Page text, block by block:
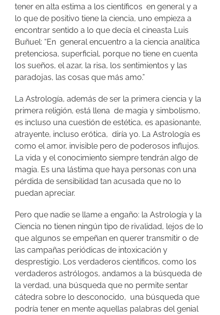
tener en alta estima a los científicos en general y a
lo que de positivo tiene la ciencia, uno empieza a
encontrar sentido a lo que decía el cineasta Luis
Buñuel: “En general encuentro a la ciencia analítica
pretenciosa, superficial, porque no tiene en cuenta
los sueños, el azar, la risa, los sentimientos y las
paradojas, las cosas que más amo.”
La Astrología, además de ser la primera ciencia y la
primera religión, está llena de magia y simbolismo,
es incluso una cuestión de estética, es apasionante,
atrayente, incluso erótica, diría yo. La Astrología es
como el amor, invisible pero de poderosos influjos.
La vida y el conocimiento siempre tendrán algo de
magia. Es una lástima que haya personas con una
pérdida de sensibilidad tan acusada que no lo
puedan apreciar.
Pero que nadie se llame a engaño: la Astrología y la
Ciencia no tienen ningún tipo de rivalidad, lejos de lo
que algunos se empeñan en querer transmitir o de
las campañas periódicas de intoxicación y
desprestigio. Los verdaderos científicos, como los
verdaderos astrólogos, andamos a la búsqueda de
la verdad, una búsqueda que no permite sentar
cátedra sobre lo desconocido, una búsqueda que
podría tener en mente aquellas palabras del genial